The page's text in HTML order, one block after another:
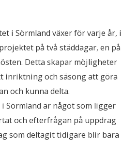
i Sörmland växer för varje år, i
på två städdagar, en på
Detta skapar möjligheter
inriktning och säsong att göra
och kunna delta.
Sörmland är något som ligger
och efterfrågan på uppdrag
som deltagit tidigare blir bara